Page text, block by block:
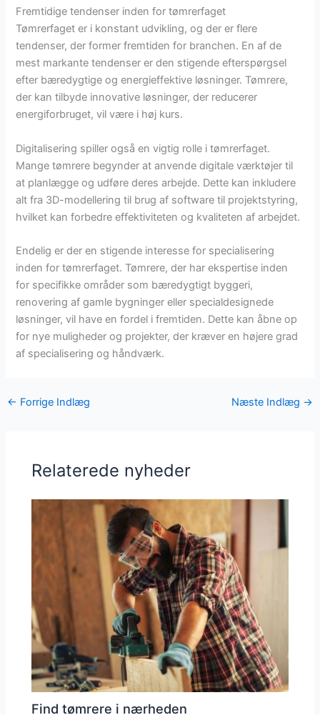
Fremtidige tendenser inden for tømrerfaget
Tømrerfaget er i konstant udvikling, og der er flere
tendenser, der former fremtiden for branchen. En af de
mest markante tendenser er den stigende efterspørgsel
efter bæredygtige og energieffektive løsninger. Tømrere,
der kan tilbyde innovative løsninger, der reducerer
energiforbruget, vil være i høj kurs.
Digitalisering spiller også en vigtig rolle i tømrerfaget.
Mange tømrere begynder at anvende digitale værktøjer til
at planlægge og udføre deres arbejde. Dette kan inkludere
alt fra 3D-modellering til brug af software til projektstyring,
hvilket kan forbedre effektiviteten og kvaliteten af arbejdet.
Endelig er der en stigende interesse for specialisering
inden for tømrerfaget. Tømrere, der har ekspertise inden
for specifikke områder som bæredygtigt byggeri,
renovering af gamle bygninger eller specialdesignede
løsninger, vil have en fordel i fremtiden. Dette kan åbne op
for nye muligheder og projekter, der kræver en højere grad
af specialisering og håndværk.
← Forrige Indlæg Næste Indlæg →
Relaterede nyheder
Find tømrere i nærheden